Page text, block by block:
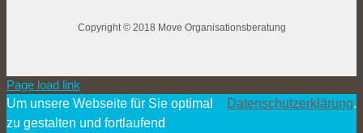
Copyright © 2018 Move Organisationsberatung
Page load link
Um unsere Webseite für Sie optimal
zu gestalten und fortlaufend
Datenschutzerklärung.